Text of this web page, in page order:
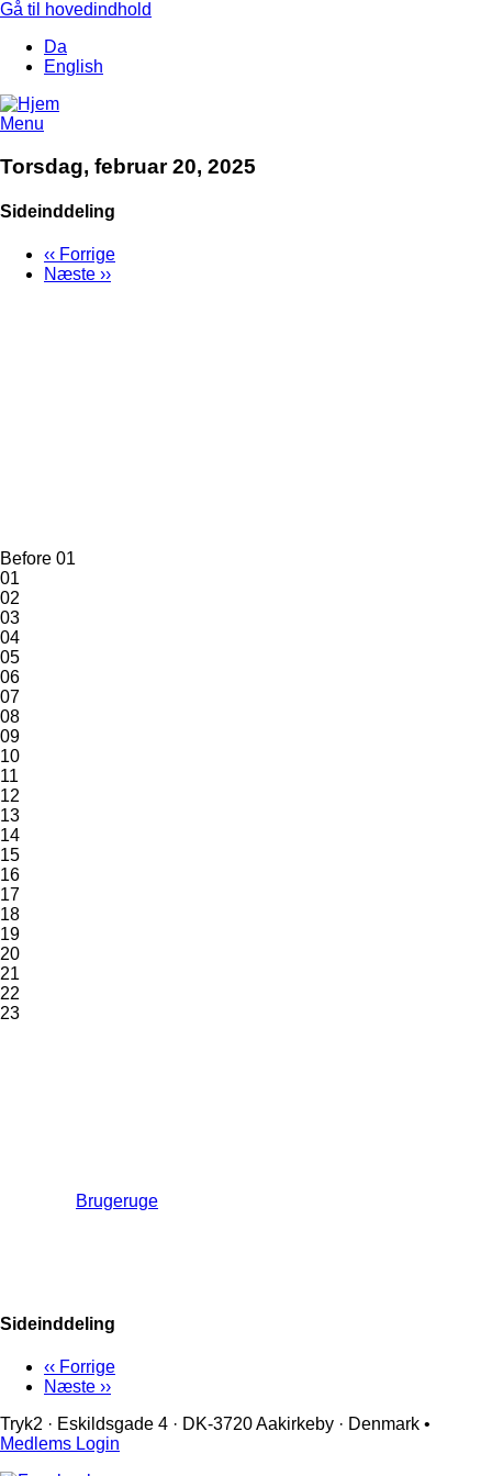
Gå til hovedindhold
Da
English
Menu
Torsdag, februar 20, 2025
Sideinddeling
‹‹ Forrige
Næste ››
Before 01
01
02
03
04
05
06
07
08
09
10
11
12
13
14
15
16
17
18
19
20
21
22
23
Brugeruge
Sideinddeling
‹‹ Forrige
Næste ››
Tryk2 · Eskildsgade 4 ­· DK-3720 Aakirkeby · Denmark •
Medlems Login